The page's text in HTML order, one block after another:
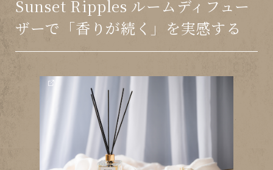
Sunset Ripples ルームディフュー
ザーで「香りが続く」を実感する